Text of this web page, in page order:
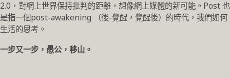
2.0，對網上世界保持批判的距離，想像網上媒體的新可能。Post 也
是指一個post-awakening （後-覺醒，覺醒後）的時代，我們如何
生活的思考。
一步又一步，愚公，移山。